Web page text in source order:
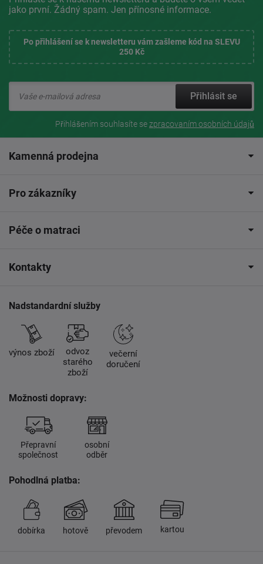
jako první. Žádný spam. Jen přínosné informace.
Po přihlášení se k newsletteru vám zašleme kód na SLEVU
250 Kč
Přihlásit se
Přihlášením souhlasíte sezpracovaním osobních údajů
Kamenná prodejna
Pro zákazníky
Péče o matraci
Kontakty
Nadstandardní služby
výnos zboží
odvoz
starého
zboží
večerní
doručení
Možnosti dopravy:
Přepravní
společnost
osobní
odběr
Pohodlná platba:
dobírka hotově převodem kartou